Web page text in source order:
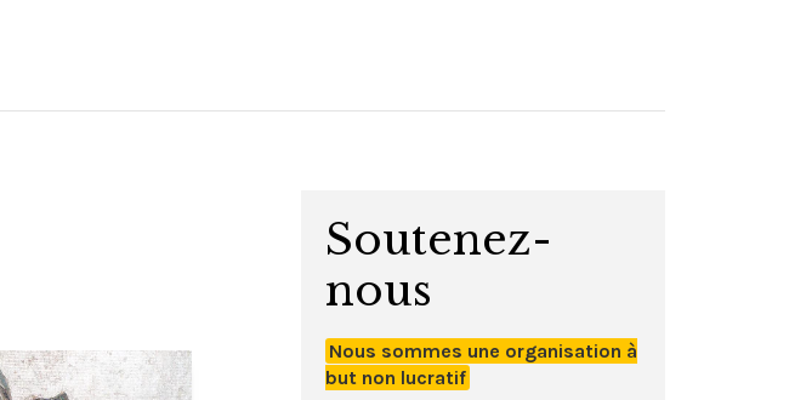
Soutenez-
nous
Nous sommes une organisation à
but non lucratif